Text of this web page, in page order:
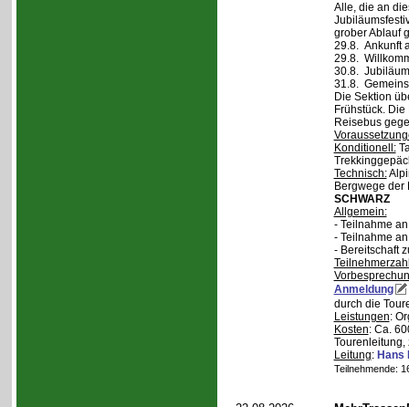
Alle, die an
grober Ablauf
29.8. Ankunft
29.8.
30.8.
31.8.
Die Sektion
Frühstück.
Reisebus
Konditionell:
Technisch:
Bergwege
SCHWARZ
Allgemein:
- Teilnahme
- Teilnahme
- Bereitschaft
Anmeldung
durch die
Leistungen:
Kosten: Ca.
Tourenleitung,
Leitung: Hans
Teilnehmende: